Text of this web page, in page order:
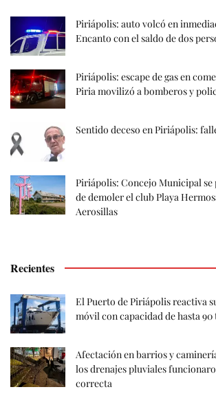
Piriápolis: auto volcó en
Encanto con el saldo de dos
Piriápolis: escape de gas en
Piria movilizó a bomberos y
Sentido deceso en Piriápolis:
Piriápolis: Concejo Municipal
de demoler el club Playa
Aerosillas
Recientes
El Puerto de Piriápolis reactiva
móvil con capacidad de hasta 90
Afectación en barrios y
los drenajes pluviales
correcta